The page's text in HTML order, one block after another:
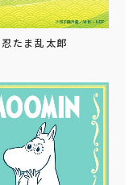
忍たま乱太郎